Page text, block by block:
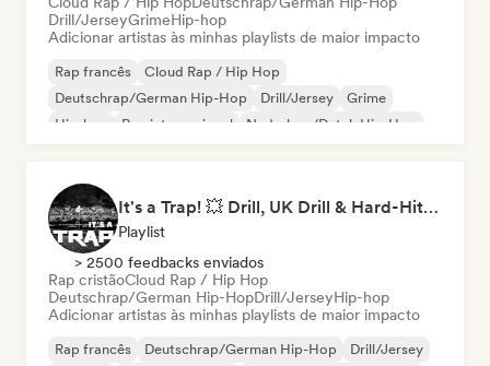
Drill/JerseyGrimeHip-hop
Adicionar artistas às minhas playlists de maior impacto
Rap francês
Cloud Rap / Hip Hop
Deutschrap/German Hip-Hop
Drill/Jersey
Grime
Hip-hop
Rap internacional Nederhop/Dutch Hip-Hop
It's a Trap! 💥 Drill, UK Drill & Hard-Hitting Trap
Playlist
> 2500 feedbacks enviados
Rap cristãoCloud Rap / Hip Hop
Deutschrap/German Hip-HopDrill/JerseyHip-hop
Adicionar artistas às minhas playlists de maior impacto
Rap francês Deutschrap/German Hip-Hop
Drill/Jersey